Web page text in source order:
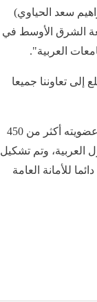
ابراهيم سعد الحياوي)
الشرق الأوسط في
إلى تعاوننا جميعا
يذكر أن اتحاد الجامعات العربية هو منظمة غير حكومية ذات طابع قانوني مستقل، ويضم في عضويته أكثر من 450
عن جامعة الدول العربية، وتم تشكيل
مقرا دائما للأمانة العامة